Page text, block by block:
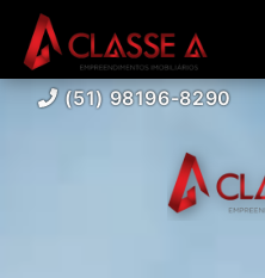
(51) 98196-8290